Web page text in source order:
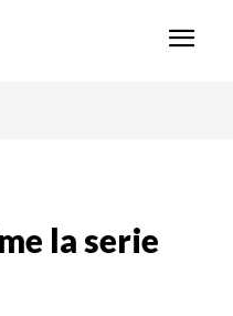
la serie